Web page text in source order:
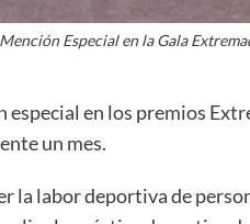
Especial en la Gala
especial en los premios
un mes.
la labor deportiva de